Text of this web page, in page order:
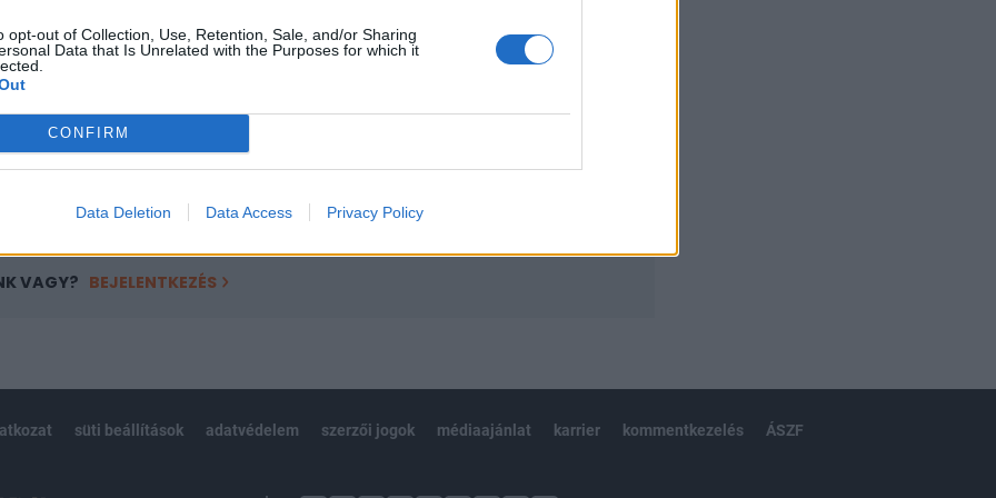
opt-out of Collection, Use, Retention, Sale, and/or Sharing
Data that Is Unrelated with the Purposes for which it
CONFIRM
Data Deletion Data Access Privacy Policy
tartalmazza:
cikkarchívum
elmúlt 2 év napon belüli
VAGY? BEJELENTKEZÉS
süti beállítások adatvédelem szerzői jogok médiaajánlat karrier kommentkezelés ÁSZF